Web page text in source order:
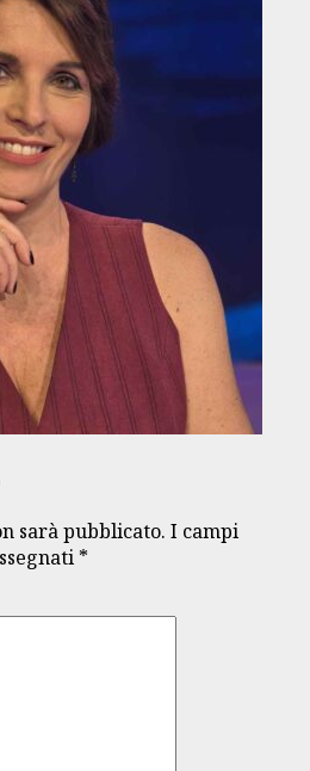
sarà pubblicato. I campi
*